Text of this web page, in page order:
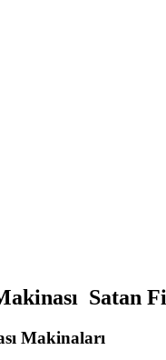
Satan
Makinaları